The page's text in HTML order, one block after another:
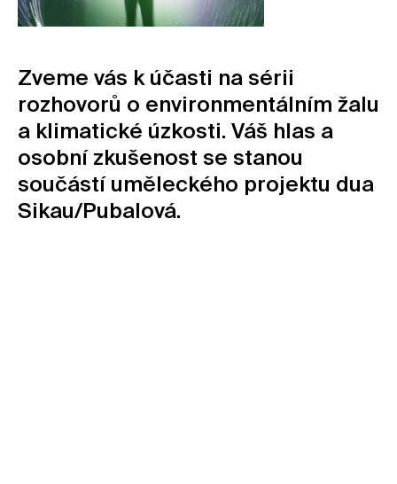
Kontakt
Pro média
Pronájem prostor
Volné pozice
Zveme vás k účasti na sérii
rozhovorů o environmentálním žalu
a klimatické úzkosti. Váš hlas a
osobní zkušenost se stanou
součástí uměleckého projektu dua
Sikau/Pubalová.